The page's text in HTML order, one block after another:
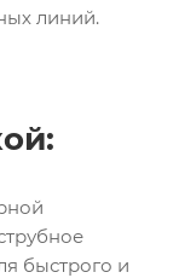
линий.
быстрого и